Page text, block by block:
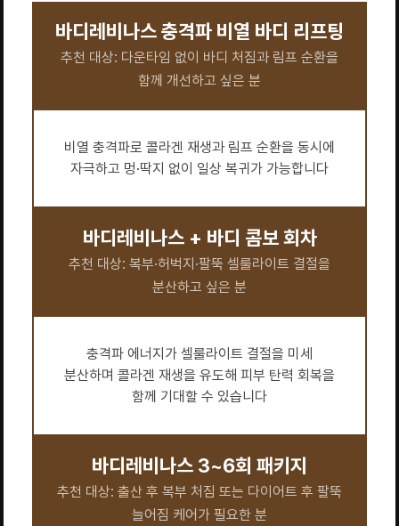
바디레비나스 충격파 비열 바디 리프팅
추천 대상: 다운타임 없이 바디 처짐과 림프 순환을
함께 개선하고 싶은 분
비열 충격파로 콜라겐 재생과 림프 순환을 동시에
자극하고 멍·딱지 없이 일상 복귀가 가능합니다
바디레비나스 + 바디 콤보 회차
추천 대상: 복부·허벅지·팔뚝 셀룰라이트 결절을
분산하고 싶은 분
충격파 에너지가 셀룰라이트 결절을 미세
분산하며 콜라겐 재생을 유도해 피부 탄력 회복을
함께 기대할 수 있습니다
바디레비나스 3~6회 패키지
추천 대상: 출산 후 복부 처짐 또는 다이어트 후 팔뚝
늘어짐 케어가 필요한 분